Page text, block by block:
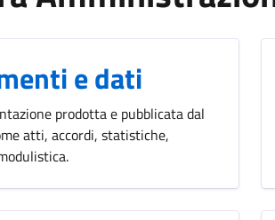
e dati
prodotta e pubblicata dal
atti, accordi, statistiche,